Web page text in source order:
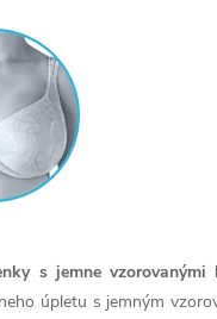
s jemne vzorovanými
úpletu s jemným